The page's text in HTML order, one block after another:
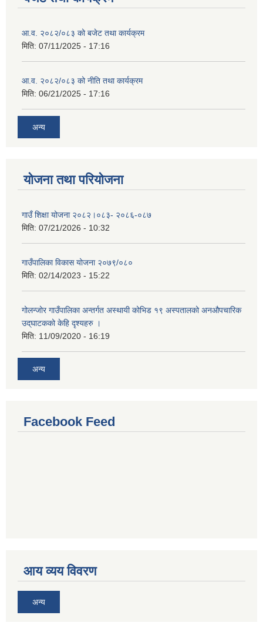
आ.व. २०८२/०८३ को बजेट तथा कार्यक्रम
मिति: 07/11/2025 - 17:16
आ.व. २०८२/०८३ को नीति तथा कार्यक्रम
मिति: 06/21/2025 - 17:16
अन्य
योजना तथा परियोजना
गाउँ शिक्षा योजना २०८२।०८३- २०८६-०८७
मिति: 07/21/2026 - 10:32
गाउँपालिका विकास योजना २०७९/०८०
मिति: 02/14/2023 - 15:22
गोलन्जोर गाउँपालिका अन्तर्गत अस्थायी कोभिड १९ अस्पतालको अनऔपचारिक
उद्‌घाटकको केहि दृश्यहरु ।
मिति: 11/09/2020 - 16:19
अन्य
Facebook Feed
आय व्यय विवरण
अन्य